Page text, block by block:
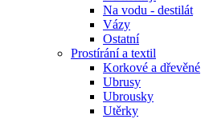
Na vodu - destilát
Vázy
Ostatní
Prostírání a textil
Korkové a dřevěné
Ubrusy
Ubrousky
Utěrky